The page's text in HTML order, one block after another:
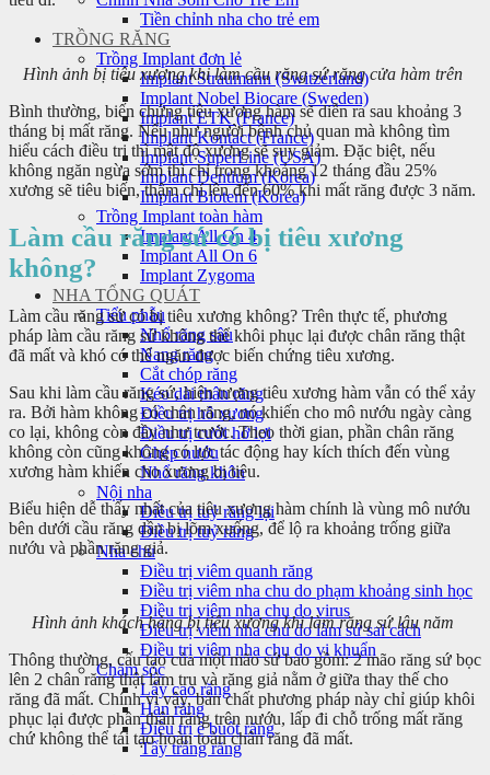
Tiền chỉnh nha cho trẻ em
TRỒNG RĂNG
Trồng Implant đơn lẻ
Implant Straumann (Switzerland)
Implant Nobel Biocare (Sweden)
Implant ETK (France)
Implant Kontact (France)
Implant SuperLine (USA)
Implant Dentium (Korea)
Implant Biotem (Korea)
Trồng Implant toàn hàm
Implant All On 4
Implant All On 6
Implant Zygoma
NHA TỔNG QUÁT
Tiểu phẫu
Nhổ răng sâu
Nang răng
Cắt chóp răng
Kéo dài thân răng
Điều trị hô xương
Điều trị cười hở lợi
Ghép nướu
Nhổ răng khôn
Nội nha
Điều trị tuỷ răng lại
Điều trị tuỷ răng
Nha chu
Điều trị viêm quanh răng
Điều trị viêm nha chu do phạm khoảng sinh học
Điều trị viêm nha chu do virus
Điều trị viêm nha chu do làm sứ sai cách
Điều trị viêm nha chu do vi khuẩn
Chăm sóc
Lấy cao răng
Hàn răng
Điều trị ê buốt răng
Tẩy trắng răng
Hình ảnh bị tiêu xương khi làm cầu răng sứ răng cửa hàm trên
Bình thường, biến chứng tiêu xương hàm sẽ diễn ra sau khoảng 3
tháng bị mất răng. Nếu như người bệnh chủ quan mà không tìm
hiểu cách điều trị thì mật độ xương sẽ suy giảm. Đặc biệt, nếu
không ngăn ngừa sớm thì chỉ trong khoảng 12 tháng đầu 25%
xương sẽ tiêu biến, thậm chí lên đến 60% khi mất răng được 3 năm.
Làm cầu răng sứ có bị tiêu xương
không?
Làm cầu răng sứ có bị tiêu xương không? Trên thực tế, phương
pháp làm cầu răng sứ không thể khôi phục lại được chân răng thật
đã mất và khó có thể ngăn được biến chứng tiêu xương.
Sau khi làm cầu răng sứ, hiện tượng tiêu xương hàm vẫn có thể xảy
ra. Bởi hàm không có chân răng, nó khiến cho mô nướu ngày càng
co lại, không còn đầy như trước. Theo thời gian, phần chân răng
không còn cũng không có lực tác động hay kích thích đến vùng
xương hàm khiến cho xương bị tiêu.
Biểu hiện dễ thấy nhất của tiêu xương hàm chính là vùng mô nướu
bên dưới cầu răng dần bị lõm xuống, để lộ ra khoảng trống giữa
nướu và phần răng giả.
Hình ảnh khách hàng bị tiêu xương khi làm răng sứ lâu năm
Thông thường, cấu tạo của một mão sứ bao gồm: 2 mão răng sứ bọc
lên 2 chân răng thật làm trụ và răng giả nằm ở giữa thay thế cho
răng đã mất. Chính vì vậy, bản chất phương pháp này chỉ giúp khôi
phục lại được phần thân răng trên nướu, lấp đi chỗ trống mất răng
chứ không thể tái tạo hoàn toàn chân răng đã mất.